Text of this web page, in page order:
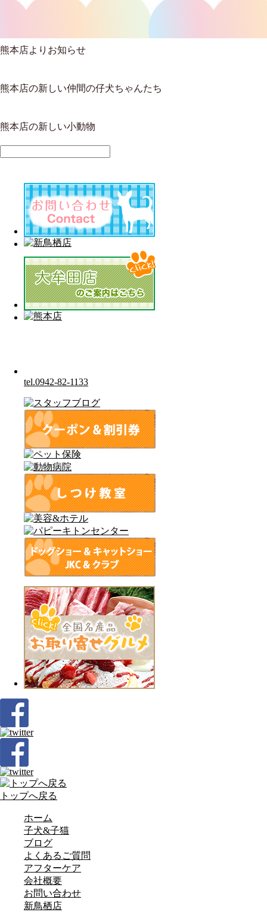
熊本店よりお知らせ
熊本店の新しい仲間の仔犬ちゃんたち
熊本店の新しい小動物
tel.0942-82-1133
トップへ戻る
ホーム
子犬&子猫
ブログ
よくあるご質問
アフターケア
会社概要
お問い合わせ
新鳥栖店